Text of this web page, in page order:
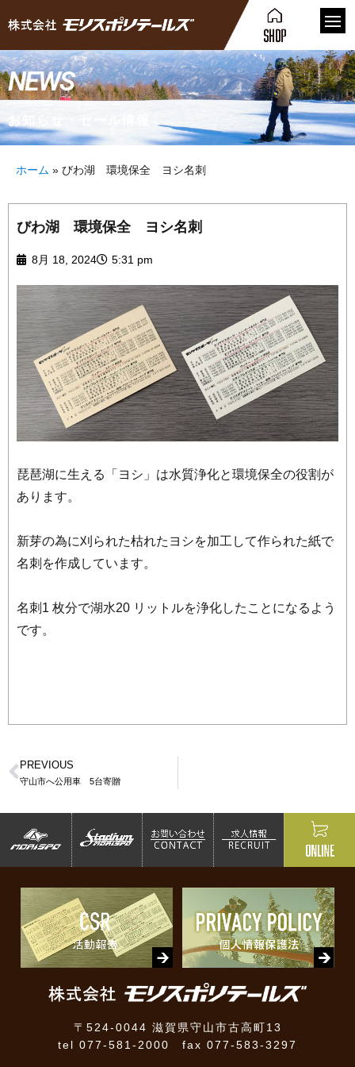
NEWS
お知らせ・セール情報
ホーム » びわ湖 環境保全 ヨシ名刺
びわ湖 環境保全 ヨシ名刺
8月 18, 2024 5:31 pm
琵琶湖に生える「ヨシ」は水質浄化と環境保全の役割が
あります。
新芽の為に刈られた枯れたヨシを加工して作られた紙で
名刺を作成しています。
名刺1 枚分で湖水20 リットルを浄化したことになるよう
です。
PREVIOUS
守山市へ公用車 5台寄贈
〒524-0044 滋賀県守山市古高町13
tel 077-581-2000 fax 077-583-3297